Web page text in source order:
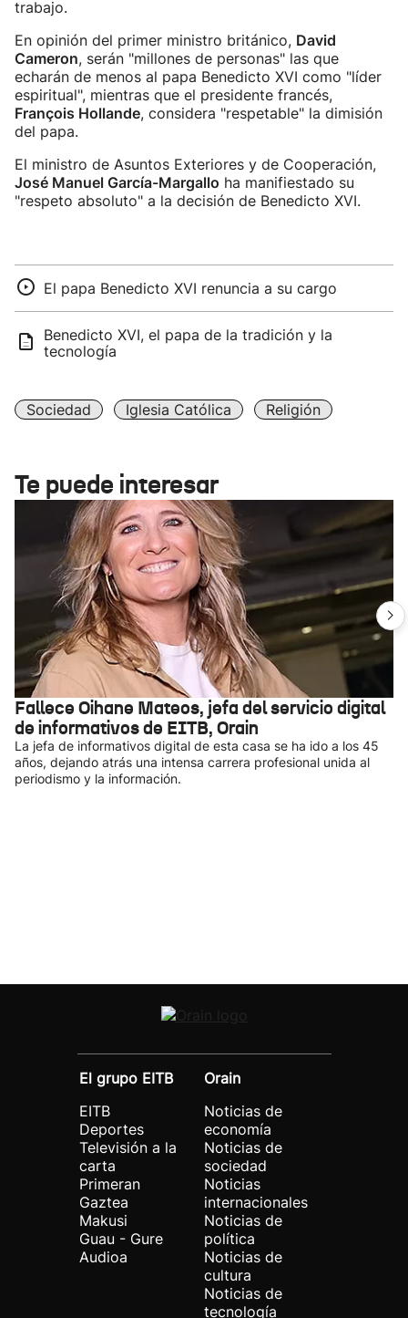
trabajo.
En opinión del primer ministro británico, David
Cameron, serán "millones de personas" las que
echarán de menos al papa Benedicto XVI como "líder
espiritual", mientras que el presidente francés,
François Hollande, considera "respetable" la dimisión
del papa.
El ministro de Asuntos Exteriores y de Cooperación,
José Manuel García-Margallo ha manifiestado su
"respeto absoluto" a la decisión de Benedicto XVI.
El papa Benedicto XVI renuncia a su cargo
Benedicto XVI, el papa de la tradición y la
tecnología
Sociedad Iglesia Católica Religión
Te puede interesar
Fallece Oihane Mateos, jefa del servicio digital
de informativos de EITB, Orain
La jefa de informativos digital de esta casa se ha ido a los 45
años, dejando atrás una intensa carrera profesional unida al
periodismo y la información.
El grupo EITB
EITB
Deportes
Televisión a la
carta
Primeran
Gaztea
Makusi
Guau - Gure
Audioa
Orain
Noticias de
economía
Noticias de
sociedad
Noticias
internacionales
Noticias de
política
Noticias de
cultura
Noticias de
tecnología